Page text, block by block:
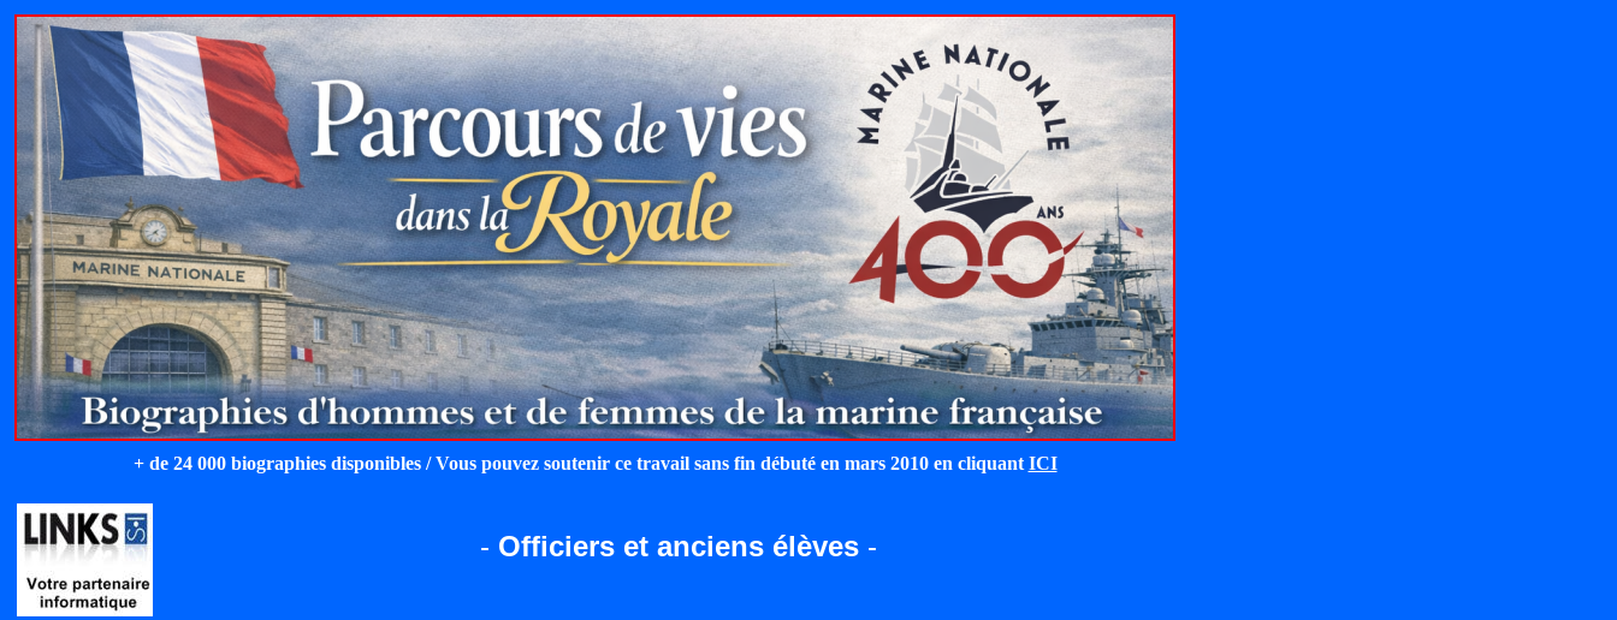
+ de 24 000 biographies disponibles / Vous pouvez soutenir ce travail sans fin débuté en mars 2010 en cliquant ICI
- Officiers et anciens élèves -